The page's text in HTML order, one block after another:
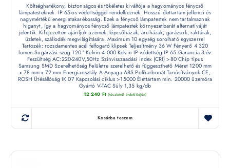
Költséghatékony, biztonságos és tökéletes kiváltója a hagyományos fénycső
lámpatesteknek. IP 65-ös védettséggel rendelkeznek. Hosszú élettartam jellemzi és
nagymértékű energiatakarékosság. Ezek a fénycső lámpatestek nem tartalmaznak
higanyt, így a hagyományos fénycső lámpatestek környezetbarát alternatíváját
jelentik. Kifejezetten ajánljuk üzemek, lépcsőházak, áruházak, garázsok, raktárak,
üzletek, szállodák megvilágítására. Maximum 10 egység sorolható egyszerre!
Tartozék: rozsdamentes acél felfogató klipsek Teljesítmény 36 W Fényerő 4 320
lumen Sugárzási szög 120 ° Kelvin 4 000 Kelvin IP védettség IP 65 Garancia 3 év
Feszültség AC:220-240V,50Hz Színvisszaadási index (CRI) >80 Chip típus
Samsung SMD Szerelhetőség Felületre szerelhető és függeszthető Méret 1200 mm
x 78 mm x 72 mm Energiaosztály A Anyaga ABS Polikarbonát Tanúsítványok CE,
ROSH Ütésállóság IK 07 Kapcsolási ciklus >15000 Élettartam min. 20000 üzemóra
Gyártó V-TAC Súly 1,35 kg/db
12 240 Ft (készletről érdeklődjön)
Kosárba teszem